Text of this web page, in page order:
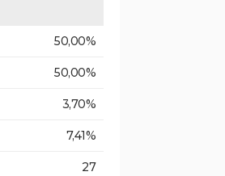
50,00%
50,00%
3,70%
7,41%
27